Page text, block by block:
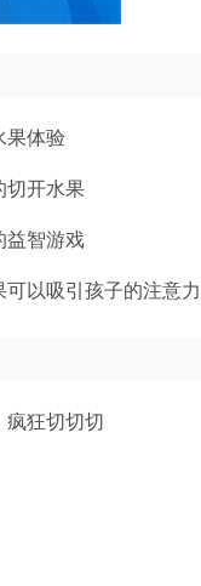
果体验
切开水果
益智游戏
以吸引孩子的注意力
狂切切切